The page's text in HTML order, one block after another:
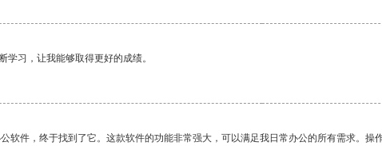
习，让我能够取得更好的成绩。
软件，终于找到了它。这款软件的功能非常强大，可以满足我日常办公的所有需求。操